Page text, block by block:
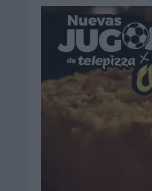
06/08/2026 | LA TELEVISIÓN SIGUE
EL USO DE LA IA
06/08/2026 | SYSTEM1 NOMBRA A
FRIGO Y UNIQLO LANZAN
LA IA ESTÁ SUBIENDO EL
|
BEON WORLDWIDE
FABRA COMUNICACIÓN
LOPESAN HOTELS &